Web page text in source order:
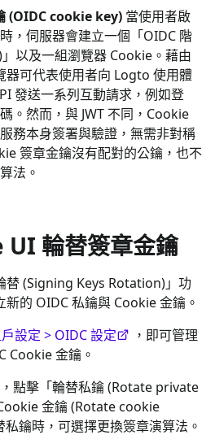
(OIDC cookie key) 當使用者啟
，伺服器會建立一個「OIDC 階
以及一組瀏覽器 Cookie。藉由
器可代表使用者向 Logto 使用體
發送一系列互動請求，例如登
。然而，與 JWT 不同，Cookie
務本身簽署與驗證，無需非對稱
簽章金鑰沒有配對的公鑰，也不
法。
輪替簽章金鑰
替 (Signing Keys Rotation)」功
的 OIDC 私鑰與 Cookie 金鑰。
設定 > OIDC 設定
，即可管理
Cookie 金鑰。
點擊「輪替私鑰 (Rotate private
金鑰 (Rotate cookie
鑰時，可選擇更換簽章演算法。